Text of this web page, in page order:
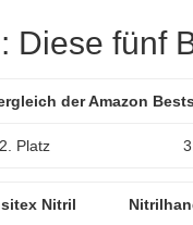
Diese fünf
der Amazon
2. Platz
Nitril